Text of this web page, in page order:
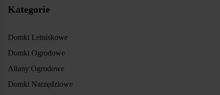
Kategorie
Domki Letniskowe
Domki Ogrodowe
Altany Ogrodowe
Domki Narzędziowe